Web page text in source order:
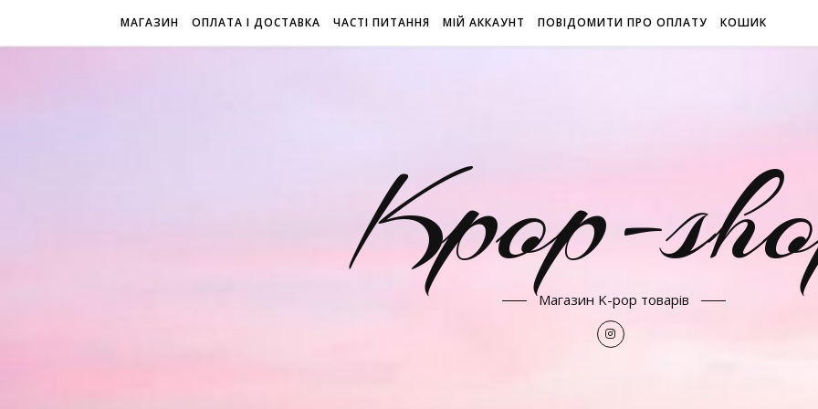
МАГАЗИН ОПЛАТА І ДОСТАВКА ЧАСТІ ПИТАННЯ МІЙ АККАУНТ ПОВІДОМИТИ ПРО ОПЛАТУ КОШИК
Kpop-
Магазин K-pop товарів